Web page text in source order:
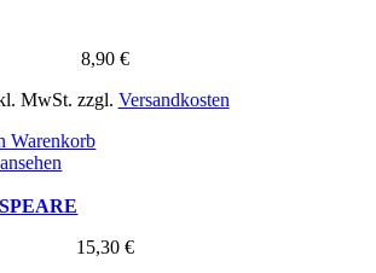
8,90 €
MwSt. zzgl. Versandkosten
Warenkorb
15,30 €